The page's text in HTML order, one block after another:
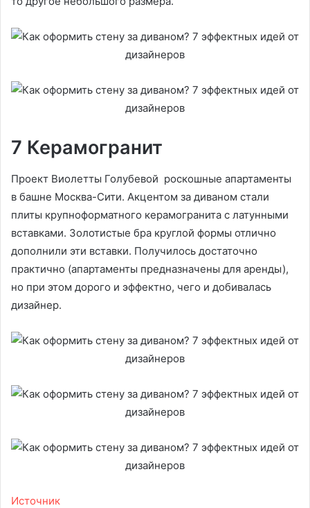
7 Керамогранит
Проект Виолетты Голубевой роскошные апартаменты
в башне Москва-Сити. Акцентом за диваном стали
плиты крупноформатного керамогранита с латунными
вставками. Золотистые бра круглой формы отлично
дополнили эти вставки. Получилось достаточно
практично (апартаменты предназначены для аренды),
но при этом дорого и эффектно, чего и добивалась
дизайнер.
Источник